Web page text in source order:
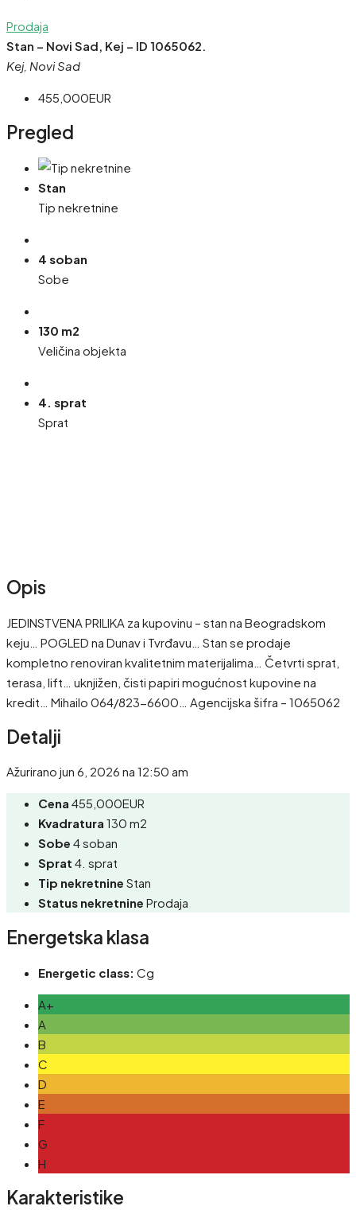
Prodaja
Stan – Novi Sad, Kej – ID 1065062.
Kej, Novi Sad
455,000EUR
Pregled
Stan
Tip nekretnine
4 soban
Sobe
130 m2
Veličina objekta
4. sprat
Sprat
Opis
JEDINSTVENA PRILIKA za kupovinu – stan na Beogradskom
keju… POGLED na Dunav i Tvrđavu… Stan se prodaje
kompletno renoviran kvalitetnim materijalima… Četvrti sprat,
terasa, lift… uknjižen, čisti papiri mogućnost kupovine na
kredit… Mihailo 064/823-6600… Agencijska šifra – 1065062
Detalji
Ažurirano jun 6, 2026 na 12:50 am
Cena 455,000EUR
Kvadratura 130 m2
Sobe 4 soban
Sprat 4. sprat
Tip nekretnine Stan
Status nekretnine Prodaja
Energetska klasa
Energetic class: Cg
A+
A
B
C
D
E
F
G
H
Karakteristike